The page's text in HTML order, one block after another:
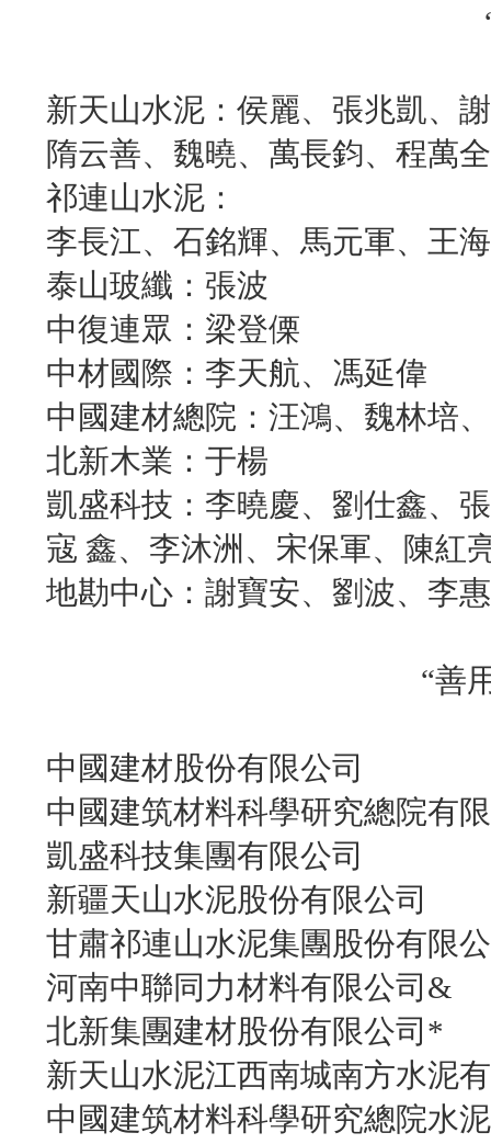
新天山水泥：侯麗、張兆凱、
隋云善、魏曉、萬長鈞、程萬
祁連山水泥：
李長江、石銘輝、馬元軍、王
泰山玻纖：張波
中復連眾：梁登傈
中材國際：李天航、馮延偉
中國建材總院：汪鴻、魏林培
北新木業：于楊
凱盛科技：李曉慶、劉仕鑫、
寇 鑫、李沐洲、宋保軍、陳紅
地勘中心：謝寶安、劉波、李
“善
中國建材股份有限公司
中國建筑材料科學研究總院有
凱盛科技集團有限公司
新疆天山水泥股份有限公司
甘肅祁連山水泥集團股份有限
河南中聯同力材料有限公司&
北新集團建材股份有限公司*
新天山水泥江西南城南方水泥
中國建筑材料科學研究總院水